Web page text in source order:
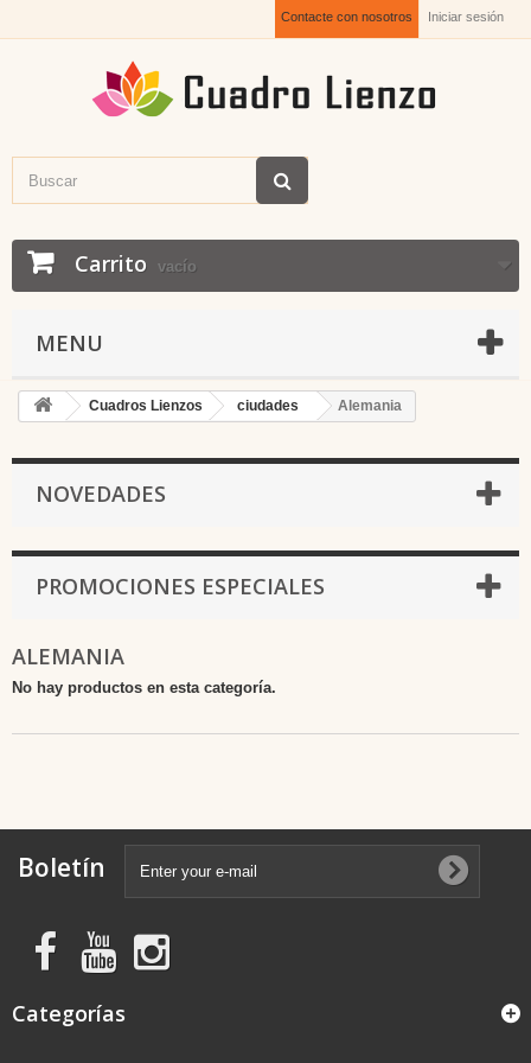
Iniciar sesión
Contacte con nosotros
Carrito vacío
MENU
Cuadros Lienzos ciudades Alemania
NOVEDADES
PROMOCIONES ESPECIALES
ALEMANIA
No hay productos en esta categoría.
Boletín
Categorías